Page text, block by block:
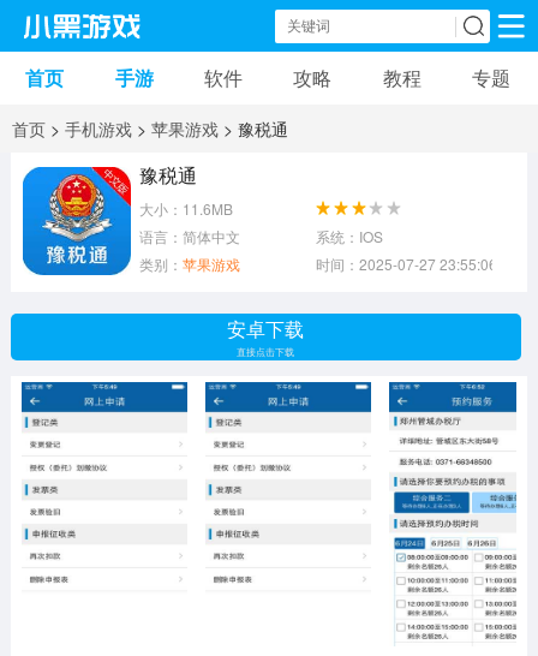
手机游戏 手机软件
安卓游戏
益智游戏 音乐游戏 传奇游戏
模拟游戏
策略游戏 文字游戏 角色扮演
首页 手游 软件 攻略 教程 专题
首页 > 手机游戏 > 苹果游戏 > 豫税通
豫税通
大小：11.6MB
语言：简体中文
系统：IOS
类别： 苹果游戏 时间：2025-07-27 23:55:06
安卓下载
直接点击下载